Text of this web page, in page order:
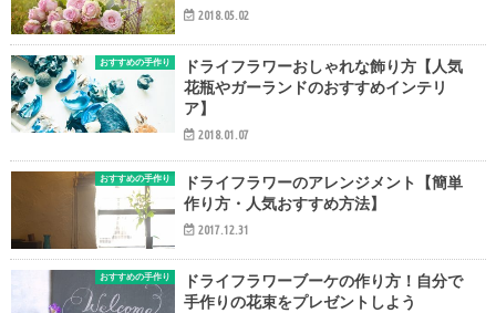
2018.05.02
おすすめの手作り
ドライフラワーおしゃれな飾り方【人気
花瓶やガーランドのおすすめインテリ
ア】
2018.01.07
おすすめの手作り
ドライフラワーのアレンジメント【簡単
作り方・人気おすすめ方法】
2017.12.31
おすすめの手作り
ドライフラワーブーケの作り方！自分で
手作りの花束をプレゼントしよう